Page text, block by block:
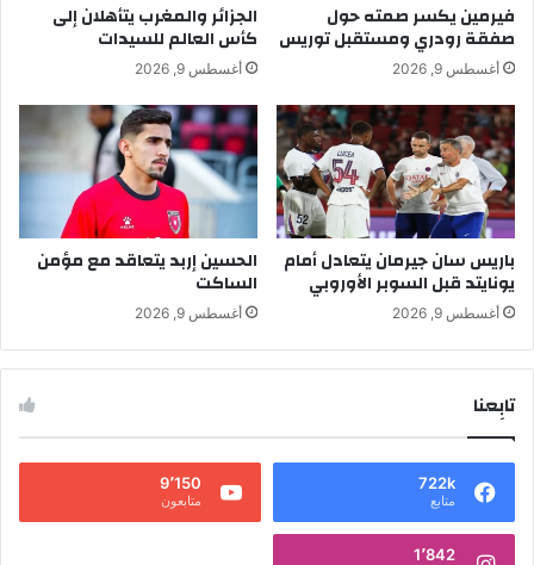
فيرمين يكسر صمته حول
صفقة رودري ومستقبل توريس
أغسطس 9, 2026
الجزائر والمغرب يتأهلان إلى
كأس العالم للسيدات
أغسطس 9, 2026
باريس سان جيرمان يتعادل أمام
يونايتد قبل السوبر الأوروبي
أغسطس 9, 2026
الحسين إربد يتعاقد مع مؤمن
الساكت
أغسطس 9, 2026
تابِعنا
722k
متابع
9٬150
متابعون
1٬842